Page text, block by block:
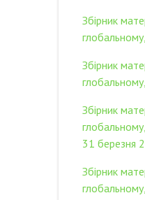
Збірник
Збірник
Збірник
31 березня
Збірник